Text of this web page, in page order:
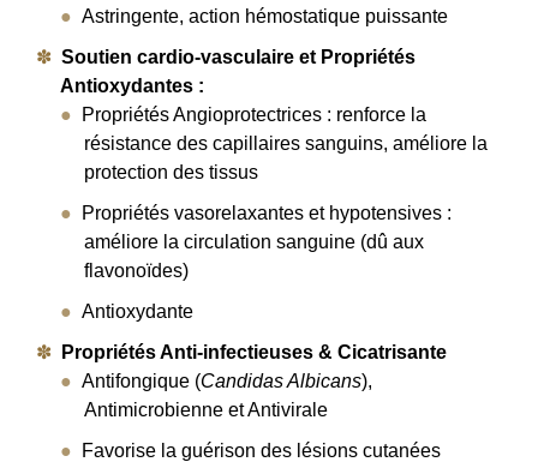
Astringente, action hémostatique puissante
Soutien cardio-vasculaire et Propriétés
Antioxydantes :
Propriétés Angioprotectrices : renforce la
résistance des capillaires sanguins, améliore la
protection des tissus
Propriétés vasorelaxantes et hypotensives :
améliore la circulation sanguine (dû aux
flavonoïdes)
Antioxydante
Propriétés Anti-infectieuses & Cicatrisante
Antifongique (Candidas Albicans),
Antimicrobienne et Antivirale
Favorise la guérison des lésions cutanées